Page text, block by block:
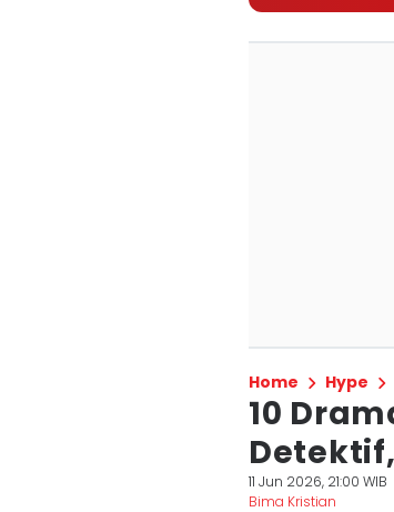
Home Hype
10
11 Jun 2026, 21:00 WIB
Bima Kristian